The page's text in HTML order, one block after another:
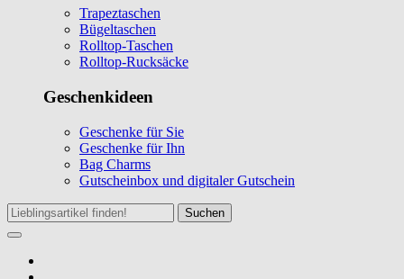
Trapeztaschen
Bügeltaschen
Rolltop-Taschen
Rolltop-Rucksäcke
Geschenkideen
Geschenke für Sie
Geschenke für Ihn
Bag Charms
Gutscheinbox und digitaler Gutschein
Suchen